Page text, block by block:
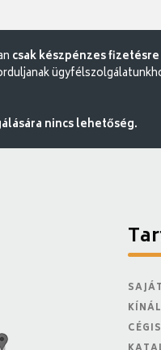
csak készpénzes
nincs lehetőség.